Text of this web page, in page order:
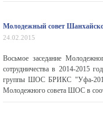
Молодежный совет
24.02.2015
Восьмое заседание
сотрудничества в 2014-2015
группы ШОС БРИКС "Уфа-2015".
Молодежного совета ШОС в